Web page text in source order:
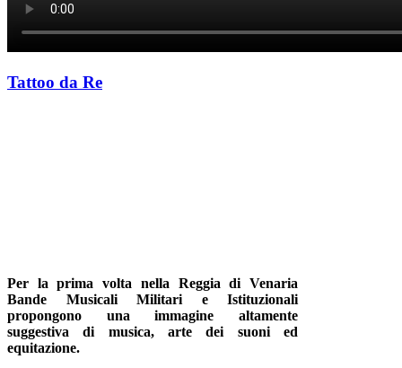
Tattoo da Re
Per la prima volta nella Reggia di Venaria
Bande Musicali Militari e Istituzionali
propongono una immagine altamente
suggestiva di musica, arte dei suoni ed
equitazione.